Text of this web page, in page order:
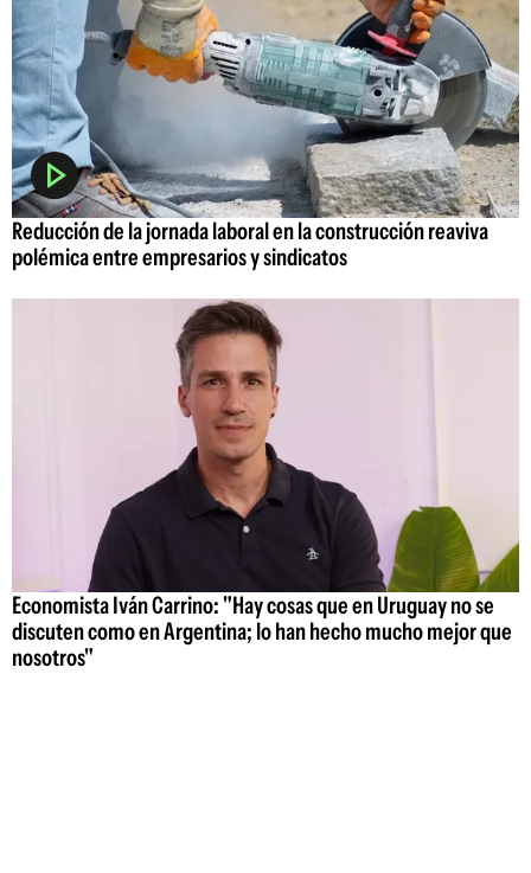
Reducción de la jornada laboral en la construcción reaviva
polémica entre empresarios y sindicatos
Economista Iván Carrino: "Hay cosas que en Uruguay no se
discuten como en Argentina; lo han hecho mucho mejor que
nosotros"